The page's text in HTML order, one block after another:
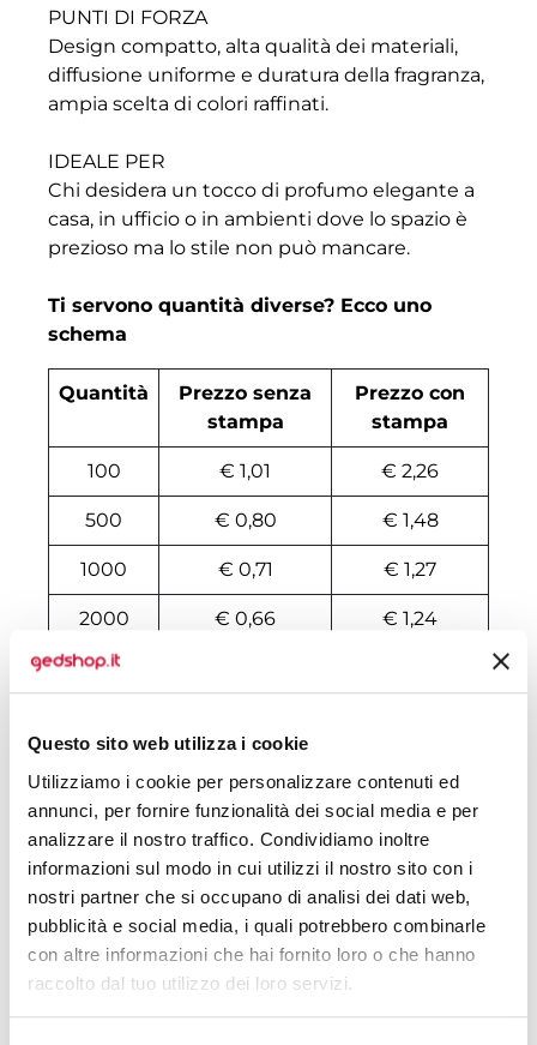
Questo sito web utilizza i cookie
Utilizziamo i cookie per personalizzare contenuti ed
annunci, per fornire funzionalità dei social media e per
analizzare il nostro traffico. Condividiamo inoltre
informazioni sul modo in cui utilizzi il nostro sito con i
nostri partner che si occupano di analisi dei dati web,
pubblicità e social media, i quali potrebbero combinarle
con altre informazioni che hai fornito loro o che hanno
raccolto dal tuo utilizzo dei loro servizi.
PUNTI DI FORZA
Design compatto, alta qualità dei materiali,
diffusione uniforme e duratura della fragranza,
ampia scelta di colori raffinati.
IDEALE PER
Chi desidera un tocco di profumo elegante a
casa, in ufficio o in ambienti dove lo spazio è
prezioso ma lo stile non può mancare.
Ti servono quantità diverse? Ecco uno
schema
Quantità
Prezzo senza
stampa
Prezzo con
stampa
100 € 1,01 € 2,26
500 € 0,80 € 1,48
1000 € 0,71 € 1,27
2000 € 0,66 € 1,24
3000
6000 € 0,64 € 1,04
7000 € 0,64 € 0,97
8000 € 0,61 € 0,93
10000 € 0,59 € 0,85